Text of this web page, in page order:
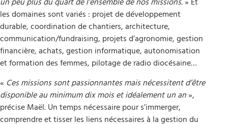
les domaines sont variés : projet de développement
durable, coordination de chantiers, architecture,
communication/fundraising, projets d’agronomie, gestion
financière, achats, gestion informatique, autonomisation
et formation des femmes, pilotage de radio diocésaine…
« Ces missions sont passionnantes mais nécessitent d’être
disponible au minimum dix mois et idéalement un an»,
précise Maël. Un temps nécessaire pour s’immerger,
comprendre et tisser les liens nécessaires à la gestion du